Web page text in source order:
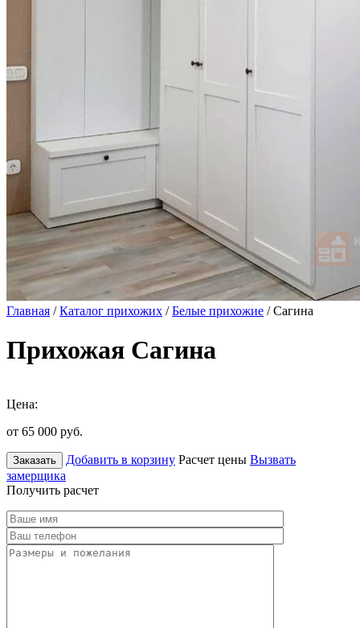
Главная /Каталог прихожих /Белые прихожие / Сагина
Прихожая Сагина
Цена:
от 65 000 руб.
Заказать Добавить в корзину Расчет цены Вызвать
замерщика
Получить расчет